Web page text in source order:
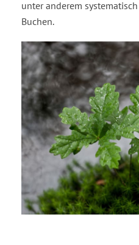
unter anderem
Buchen.